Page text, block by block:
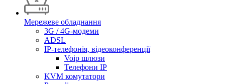
Мережеве обладнання
3G / 4G-модеми
ADSL
IP-телефонія, відеоконференції
Voip шлюзи
Телефони IP
KVM комутатори